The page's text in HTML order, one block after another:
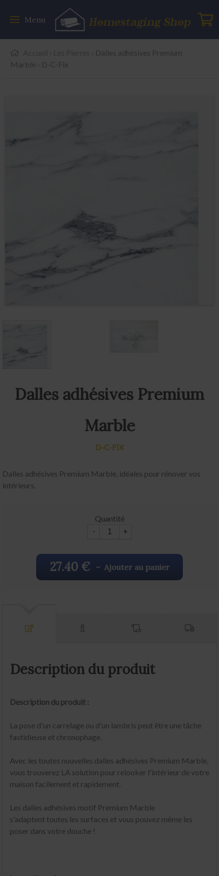
Menu
› Dalles adhésives Premium
Marble - D-C-Fix
Dalles adhésives Premium
Marble
D-C-FIX
Dalles adhésives Premium Marble, idéales pour rénover vos
intérieurs.
Quantité
-
+
27.40 € – Ajouter au panier
Description du produit
Description du produit :
La pose d'un carrelage ou d'un lambris peut être une tâche
fastidieuse et chronophage.
Avec les toutes nouvelles dalles adhésives Premium Marble,
vous trouverez LA solution pour relooker l'intérieur de votre
maison facilement et rapidement.
Les dalles adhésives motif Premium Marble
s'adaptent toutes les surfaces et vous pouvez même les
poser dans votre douche !